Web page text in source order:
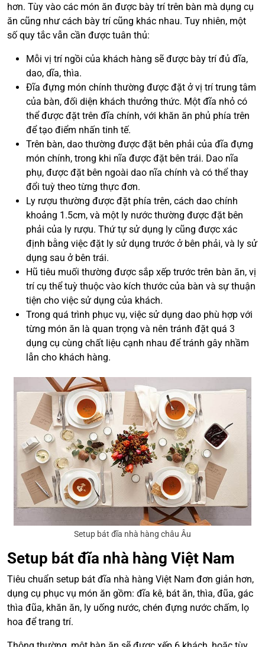
hơn. Tùy vào các món ăn được bày trí trên bàn mà dụng cụ
ăn cũng như cách bày trí cũng khác nhau. Tuy nhiên, một
số quy tắc vẫn cần được tuân thủ:
Mỗi vị trí ngồi của khách hàng sẽ được bày trí đủ đĩa,
dao, dĩa, thìa.
Đĩa đựng món chính thường được đặt ở vị trí trung tâm
của bàn, đối diện khách thưởng thức. Một đĩa nhỏ có
thể được đặt trên đĩa chính, với khăn ăn phủ phía trên
để tạo điểm nhấn tinh tế.
Trên bàn, dao thường được đặt bên phải của đĩa đựng
món chính, trong khi nĩa được đặt bên trái. Dao nĩa
phụ, được đặt bên ngoài dao nĩa chính và có thể thay
đổi tuỳ theo từng thực đơn.
Ly rượu thường được đặt phía trên, cách dao chính
khoảng 1.5cm, và một ly nước thường được đặt bên
phải của ly rượu. Thứ tự sử dụng ly cũng được xác
định bằng việc đặt ly sử dụng trước ở bên phải, và ly sử
dụng sau ở bên trái.
Hũ tiêu muối thường được sắp xếp trước trên bàn ăn, vị
trí cụ thể tuỳ thuộc vào kích thước của bàn và sự thuận
tiện cho việc sử dụng của khách.
Trong quá trình phục vụ, việc sử dụng dao phù hợp với
từng món ăn là quan trọng và nên tránh đặt quá 3
dụng cụ cùng chất liệu cạnh nhau để tránh gây nhầm
lẫn cho khách hàng.
Setup bát đĩa nhà hàng châu Âu
Setup bát đĩa nhà hàng Việt Nam
Tiêu chuẩn setup bát đĩa nhà hàng Việt Nam đơn giản hơn,
dụng cụ phục vụ món ăn gồm: đĩa kê, bát ăn, thìa, đũa, gác
thìa đũa, khăn ăn, ly uống nước, chén đựng nước chấm, lọ
hoa để trang trí.